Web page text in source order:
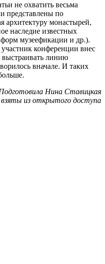
не охватить весьма
представлены по
архитектуру монастырей,
наследие известных
музеефикации и др.).
конференции внес
линию
вначале. И таких
Нина Ставицкая
взяты из открытого доступа